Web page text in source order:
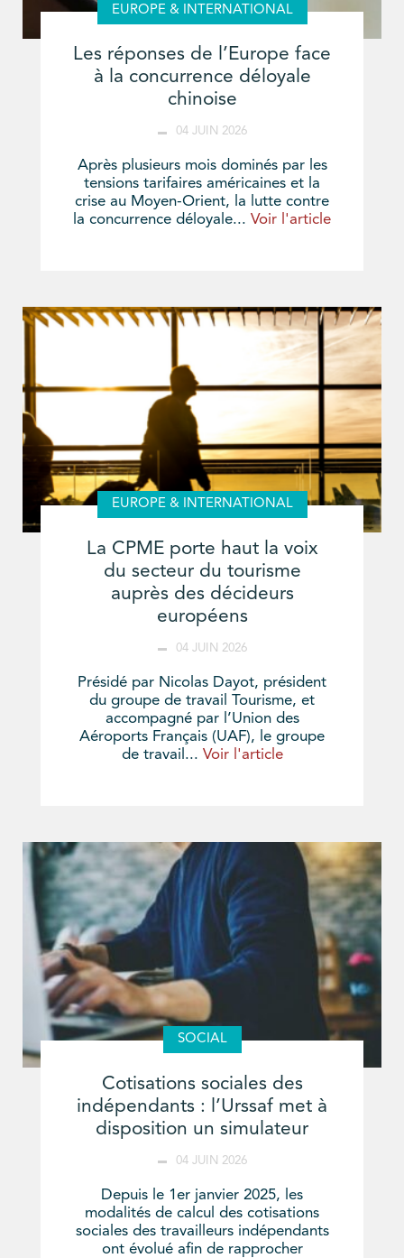
EUROPE & INTERNATIONAL
Les réponses de l’Europe face
à la concurrence déloyale
chinoise
04 JUIN 2026
Après plusieurs mois dominés par les
tensions tarifaires américaines et la
crise au Moyen-Orient, la lutte contre
la concurrence déloyale... Voir l'article
EUROPE & INTERNATIONAL
La CPME porte haut la voix
du secteur du tourisme
auprès des décideurs
européens
04 JUIN 2026
Présidé par Nicolas Dayot, président
du groupe de travail Tourisme, et
accompagné par l’Union des
Aéroports Français (UAF), le groupe
de travail... Voir l'article
SOCIAL
Cotisations sociales des
indépendants : l’Urssaf met à
disposition un simulateur
04 JUIN 2026
Depuis le 1er janvier 2025, les
modalités de calcul des cotisations
sociales des travailleurs indépendants
ont évolué afin de rapprocher